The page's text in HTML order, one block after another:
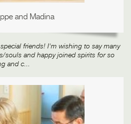
and Madina
friends! I'm wishing to say many
souls and happy joined spirits for so
and c...